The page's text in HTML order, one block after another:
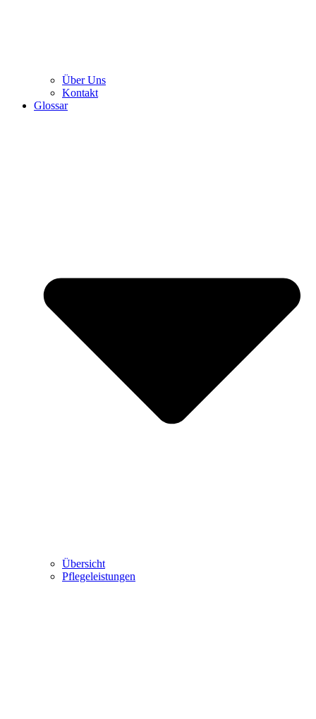
Über Uns
Kontakt
Glossar
Übersicht
Pflegeleistungen